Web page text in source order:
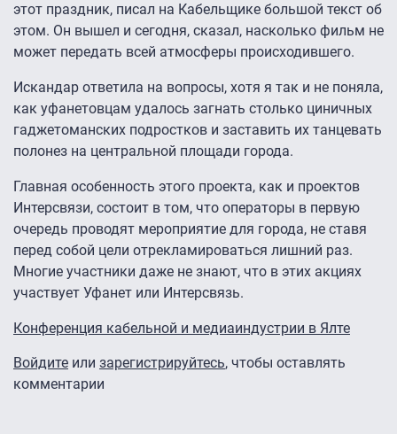
этот праздник, писал на Кабельщике большой текст об
этом. Он вышел и сегодня, сказал, насколько фильм не
может передать всей атмосферы происходившего.
Искандар ответила на вопросы, хотя я так и не поняла,
как уфанетовцам удалось загнать столько циничных
гаджетоманских подростков и заставить их танцевать
полонез на центральной площади города.
Главная особенность этого проекта, как и проектов
Интерсвязи, состоит в том, что операторы в первую
очередь проводят мероприятие для города, не ставя
перед собой цели отрекламироваться лишний раз.
Многие участники даже не знают, что в этих акциях
участвует Уфанет или Интерсвязь.
Конференция кабельной и медиаиндустрии в Ялте
Войдите или зарегистрируйтесь, чтобы оставлять
комментарии